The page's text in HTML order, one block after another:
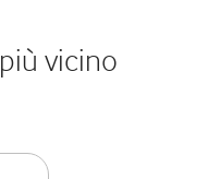
più vicino